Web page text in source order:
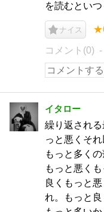
を読むといつ
ナイス
コメント(0)
イタロー
繰り返され
っと悪くそ
もっと多く
もっと悪く
良くもっと
れ。もっと